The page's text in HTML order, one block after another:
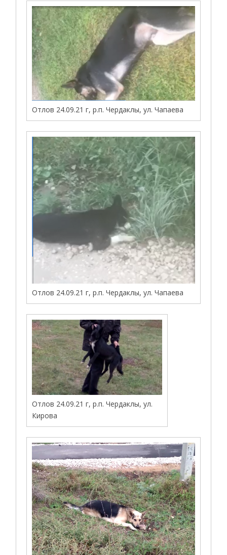
Отлов 24.09.21 г, р.п. Чердаклы, ул. Чапаева
Отлов 24.09.21 г, р.п. Чердаклы, ул. Чапаева
Отлов 24.09.21 г, р.п. Чердаклы, ул.
Кирова